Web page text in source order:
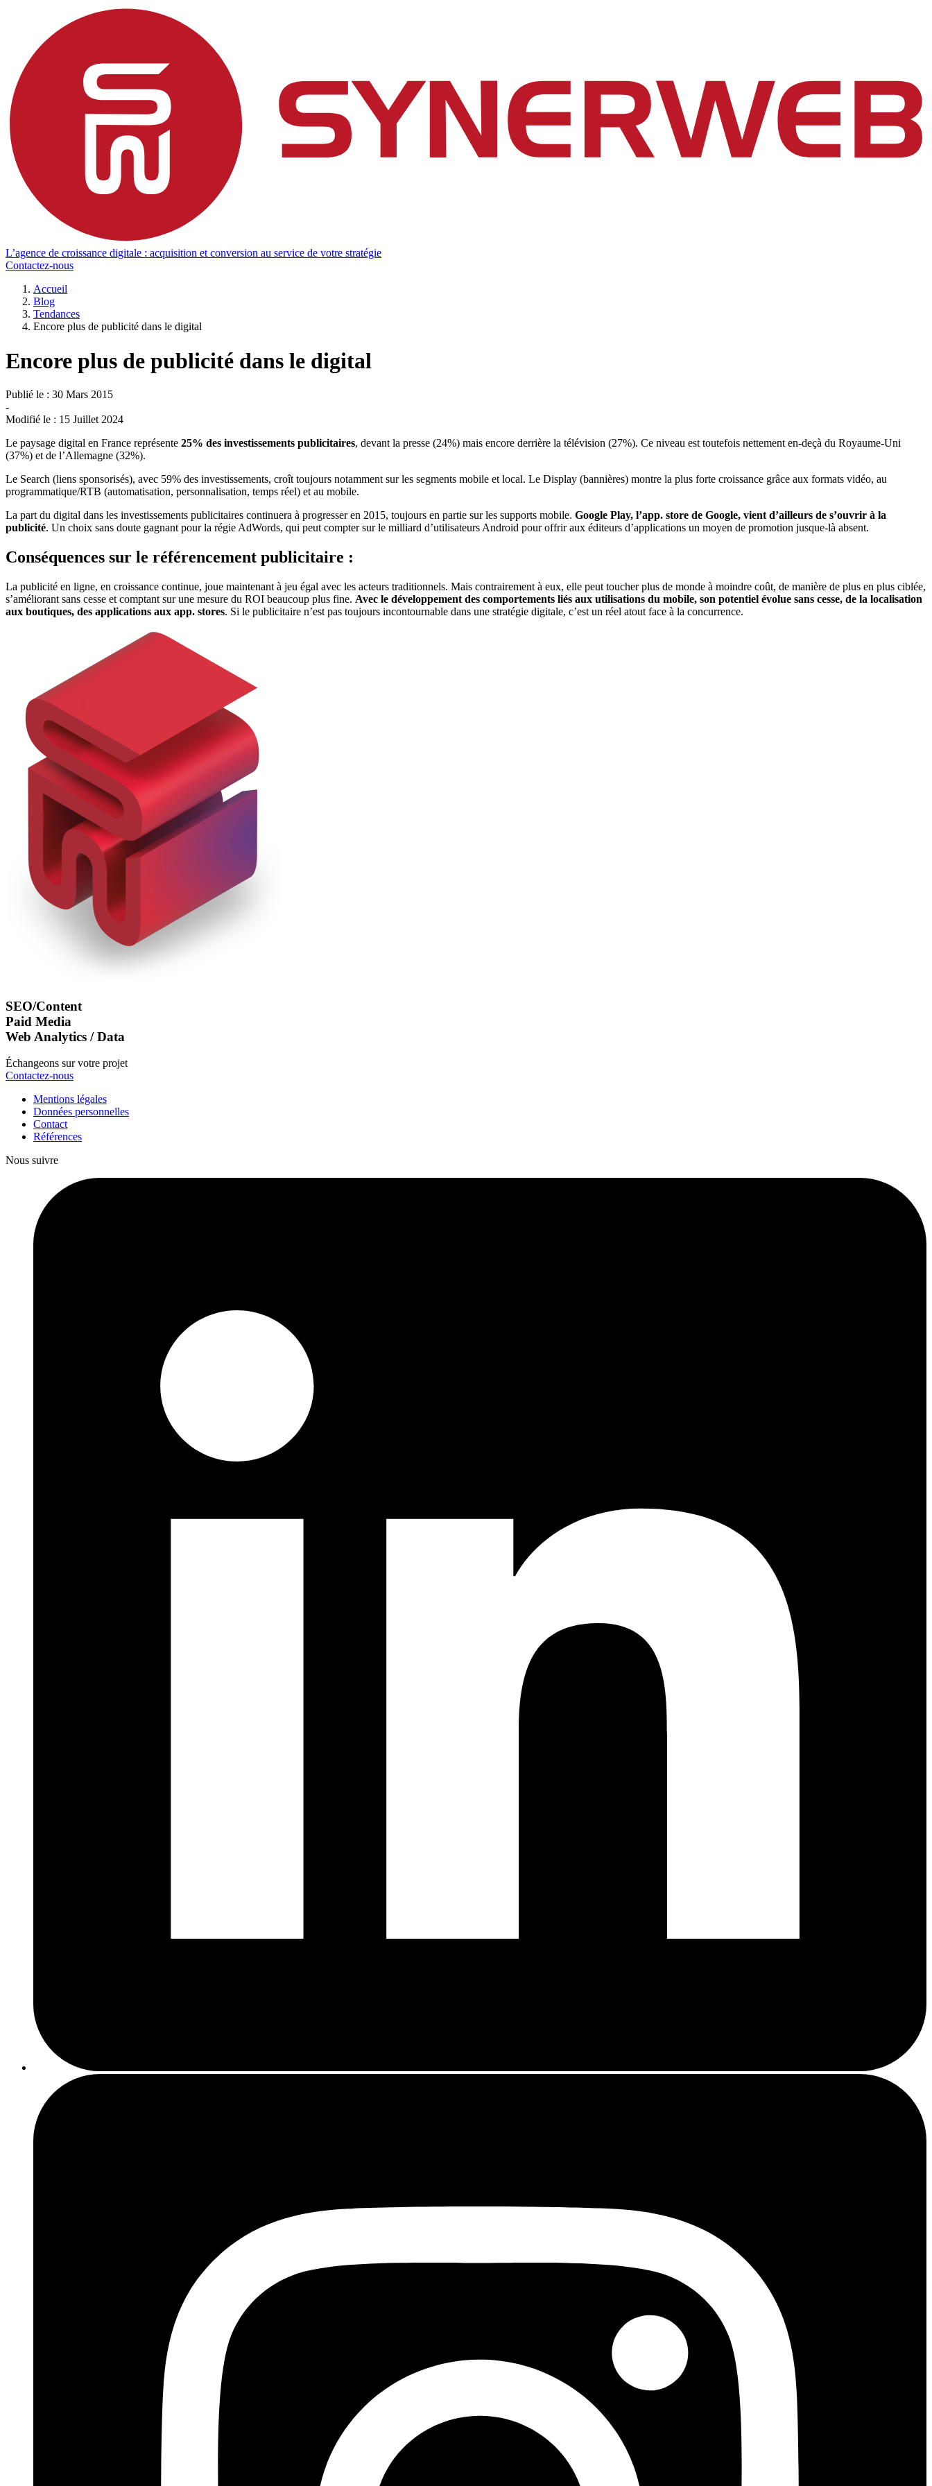
L’agence de croissance digitale : acquisition et conversion au service de votre stratégie
Contactez-nous
Accueil
Blog
Tendances
Encore plus de publicité dans le digital
Encore plus de publicité dans le digital
Publié le : 30 Mars 2015
-
Modifié le : 15 Juillet 2024
Le paysage digital en France représente 25% des investissements publicitaires, devant la presse (24%) mais encore derrière la télévision (27%). Ce niveau est toutefois nettement en-deçà du Royaume-Uni
(37%) et de l’Allemagne (32%).
Le Search (liens sponsorisés), avec 59% des investissements, croît toujours notamment sur les segments mobile et local. Le Display (bannières) montre la plus forte croissance grâce aux formats vidéo, au
programmatique/RTB (automatisation, personnalisation, temps réel) et au mobile.
La part du digital dans les investissements publicitaires continuera à progresser en 2015, toujours en partie sur les supports mobile. Google Play, l’app. store de Google, vient d’ailleurs de s’ouvrir à la
publicité. Un choix sans doute gagnant pour la régie AdWords, qui peut compter sur le milliard d’utilisateurs Android pour offrir aux éditeurs d’applications un moyen de promotion jusque-là absent.
Conséquences sur le référencement publicitaire :
La publicité en ligne, en croissance continue, joue maintenant à jeu égal avec les acteurs traditionnels. Mais contrairement à eux, elle peut toucher plus de monde à moindre coût, de manière de plus en plus ciblée,
s’améliorant sans cesse et comptant sur une mesure du ROI beaucoup plus fine. Avec le développement des comportements liés aux utilisations du mobile, son potentiel évolue sans cesse, de la localisation
aux boutiques, des applications aux app. stores. Si le publicitaire n’est pas toujours incontournable dans une stratégie digitale, c’est un réel atout face à la concurrence.
SEO/Content
Paid Media
Web Analytics / Data
Échangeons sur votre projet
Contactez-nous
Mentions légales
Données personnelles
Contact
Références
Nous suivre